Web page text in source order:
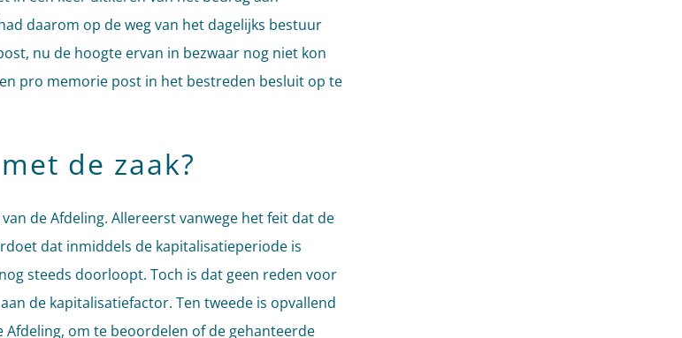
daarom op de weg van het dagelijks bestuur
nu de hoogte ervan in bezwaar nog niet kon
pro memorie post in het bestreden besluit op te
de zaak?
de Afdeling. Allereerst vanwege het feit dat de
dat inmiddels de kapitalisatieperiode is
steeds doorloopt. Toch is dat geen reden voor
de kapitalisatiefactor. Ten tweede is opvallend
Afdeling, om te beoordelen of de gehanteerde